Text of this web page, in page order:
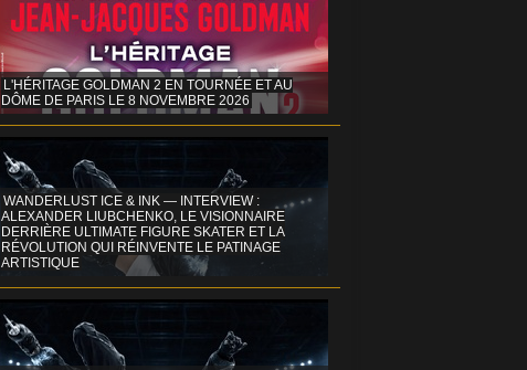
L'HÉRITAGE GOLDMAN 2 EN TOURNÉE ET AU
DÔME DE PARIS LE 8 NOVEMBRE 2026
WANDERLUST ICE & INK — INTERVIEW :
ALEXANDER LIUBCHENKO, LE VISIONNAIRE
DERRIÈRE ULTIMATE FIGURE SKATER ET LA
RÉVOLUTION QUI RÉINVENTE LE PATINAGE
ARTISTIQUE